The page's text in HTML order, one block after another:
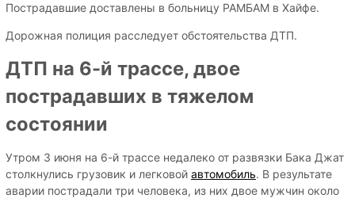
Пострадавшие доставлены в больницу РАМБАМ в Хайфе.
Дорожная полиция расследует обстоятельства ДТП.
ДТП на 6-й трассе, двое
пострадавших в тяжелом
состоянии
Утром 3 июня на 6-й трассе недалеко от развязки Бака Джат
столкнулись грузовик и легковой автомобиль. В результате
аварии пострадали три человека, из них двое мужчин около